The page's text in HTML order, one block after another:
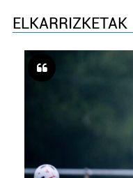
ELKARRIZKETAK